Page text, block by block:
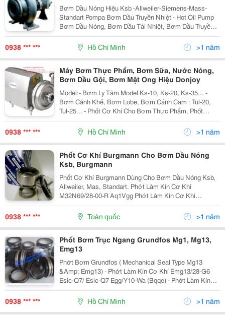
Bơm Dầu Nóng Hiệu Ksb -Allweiler-Siemens-Mass-
Standart Pompa Bơm Dầu Truyền Nhiệt - Hot Oil Pump
Bơm Dầu Nóng, Bơm Dầu Tải Nhiệt, Bơm Dầu Truyền
Nhiệt Bơm Allweiler, Bơm Dầu Nóng, Bơm Dầu Truyền
Nhiệt , Bơm Dầu Tuần Hoàn,Bơm Dầu Ksb,Bơm Dầu
0938 *** *** Hồ Chí Minh >1 năm
Máy Bơm Thực Phẩm, Bơm Sữa, Nước Nóng,
Bơm Dầu Gội, Bơm Mật Ong Hiệu Donjoy
Model:- Bơm Ly Tâm Model Ks-10, Ks-20, Ks-35... -
Bơm Cánh Khế, Bơm Lobe, Bơm Cánh Cam : Tul-20,
Tul-25... - Phốt Cơ Khí Cho Bơm Thực Phẩm, Phốt
Burgmann Công Ty Tnhh Thương Mại Dịch Vụ Kỹ Thuật
Dp Là Đại Lý Các Sản Phẩm Bơm Thực Phẩm Donjoy...
0938 *** *** Hồ Chí Minh >1 năm
Phốt Cơ Khí Burgmann Cho Bơm Dầu Nóng
Ksb, Burgmann
Phốt Cơ Khí Burgmann Dùng Cho Bơm Dầu Nóng Ksb,
Allweiler, Mas, Standart. Phớt Làm Kín Cơ Khí
M32N69/28-00-R Aq1Vgg Phớt Làm Kín Cơ Khí
M32N69/33-00-R Aq1Vgg Phớt Làm Kín Cơ Khí
M32N69/38-00-R Aq1Vgg Phớt Làm Kín Cơ Khí
M32N69/48-00-R Aq1Vgg...
0938 *** *** Toàn quốc >1 năm
Phốt Bơm Trục Ngang Grundfos Mg1, Mg13,
Emg13
Phớt Bơm Grundfos ( Mechanical Seal Type Mg13
&Amp; Emg13) - Phớt Làm Kín Cơ Khí Emg13/28-G6
Esic-Q7/ Esic-Q7 Egg/Y10-Wa (Bqqe) - Phớt Làm Kín
Cơ Khí Emg13/38-G6 Esic-Q7/ Esic-Q7 Egg/Y10-Wa
(Bqqe) - Phớt Làm Kín Cơ Khí Emg13/48-G6 Esic-Q7/...
0938 *** *** Hồ Chí Minh >1 năm